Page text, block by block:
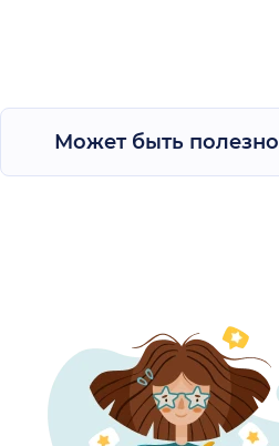
Может быть полезно